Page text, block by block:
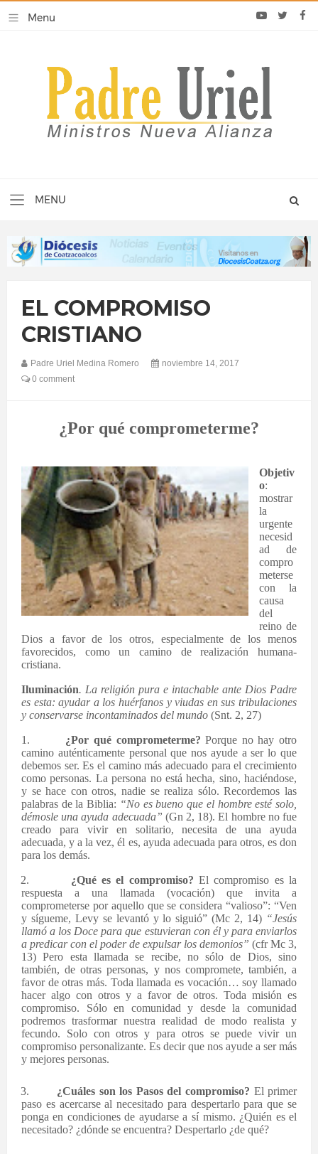
EL COMPROMISO
CRISTIANO
Padre Uriel Medina Romero
noviembre 14, 2017
0 comment
¿Por qué comprometerme?
Objetiv
o:
mostrar
la
urgente
necesid
ad de
compro
meterse
con la
causa
del
reino de
Dios a favor de los otros, especialmente de los menos
favorecidos, como un camino de realización humana-
cristiana.
Iluminación. La religión pura e intachable ante Dios Padre
es esta: ayudar a los huérfanos y viudas en sus tribulaciones
y conservarse incontaminados del mundo(Snt. 2, 27)
1. ¿Por qué comprometerme? Porque no hay otro
camino auténticamente personal que nos ayude a ser lo que
debemos ser. Es el camino más adecuado para el crecimiento
como personas. La persona no está hecha, sino, haciéndose,
y se hace con otros, nadie se realiza sólo. Recordemos las
palabras de la Biblia: “No es bueno que el hombre esté solo,
démosle una ayuda adecuada” (Gn 2, 18). El hombre no fue
creado para vivir en solitario, necesita de una ayuda
adecuada, y a la vez, él es, ayuda adecuada para otros, es don
para los demás.
2. ¿Qué es el compromiso? El compromiso es la
respuesta a una llamada (vocación) que invita a
comprometerse por aquello que se considera “valioso”: “Ven
y sígueme, Levy se levantó y lo siguió” (Mc 2, 14) “Jesús
llamó a los Doce para que estuvieran con él y para enviarlos
a predicar con el poder de expulsar los demonios” (cfr Mc 3,
13) Pero esta llamada se recibe, no sólo de Dios, sino
también, de otras personas, y nos compromete, también, a
favor de otras más. Toda llamada es vocación… soy llamado
hacer algo con otros y a favor de otros. Toda misión es
compromiso. Sólo en comunidad y desde la comunidad
podremos trasformar nuestra realidad de modo realista y
fecundo. Solo con otros y para otros se puede vivir un
compromiso personalizante. Es decir que nos ayude a ser más
y mejores personas.
3. ¿Cuáles son los Pasos del compromiso? El primer
paso es acercarse al necesitado para despertarlo para que se
ponga en condiciones de ayudarse a sí mismo. ¿Quién es el
necesitado? ¿dónde se encuentra? Despertarlo ¿de qué?